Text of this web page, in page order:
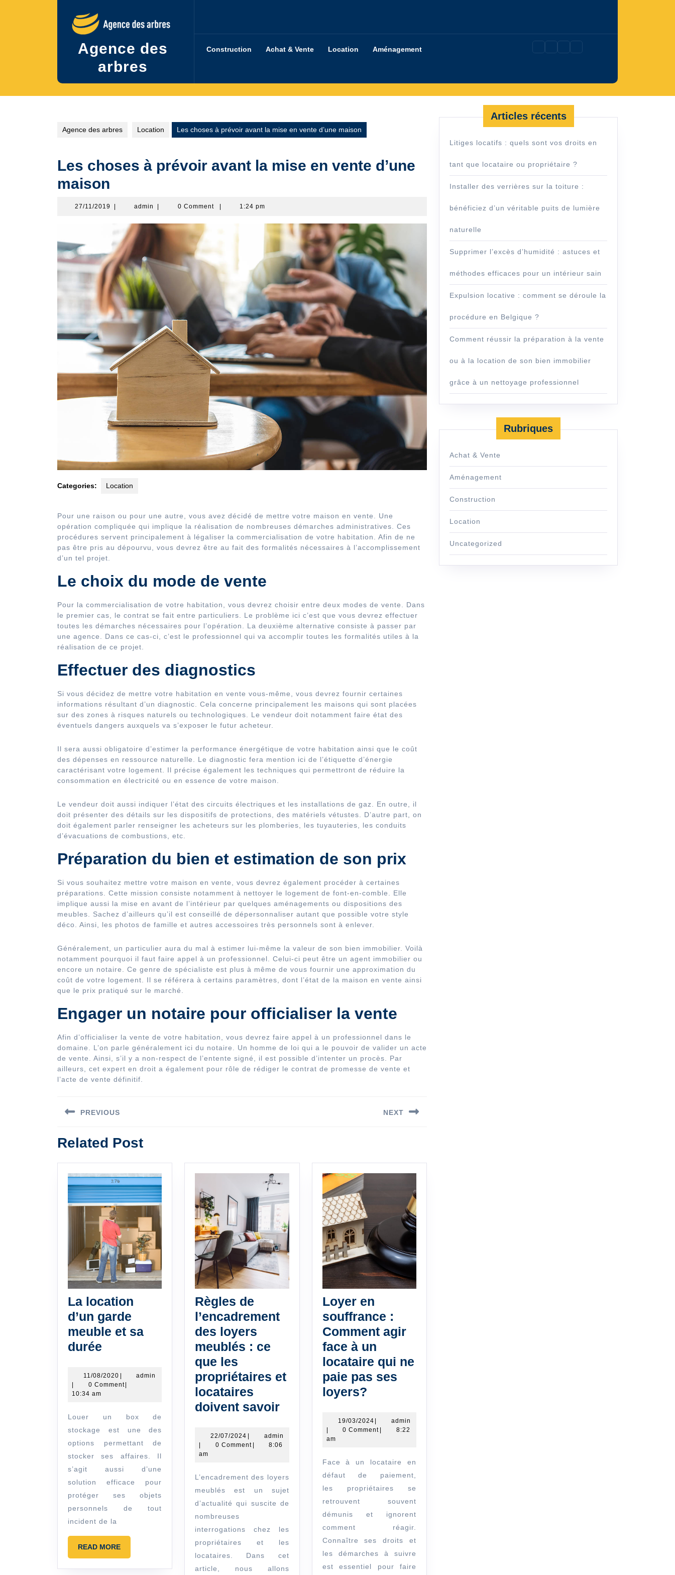
Agence des
arbres
Construction Achat & Vente Location Aménagement
Agence des arbres Location Les choses à prévoir avant la mise en vente d’une maison
Les choses à prévoir avant la mise en vente d’une
maison
27/11/2019 27/11/2019
admin admin 0 Comment 1:24 pm
Categories: Location
Pour une raison ou pour une autre, vous avez décidé de mettre votre maison en vente. Une
opération compliquée qui implique la réalisation de nombreuses démarches administratives. Ces
procédures servent principalement à légaliser la commercialisation de votre habitation. Afin de ne
pas être pris au dépourvu, vous devrez être au fait des formalités nécessaires à l’accomplissement
d’un tel projet.
Le choix du mode de vente
Pour la commercialisation de votre habitation, vous devrez choisir entre deux modes de vente. Dans
le premier cas, le contrat se fait entre particuliers. Le problème ici c’est que vous devrez effectuer
toutes les démarches nécessaires pour l’opération. La deuxième alternative consiste à passer par
une agence. Dans ce cas-ci, c’est le professionnel qui va accomplir toutes les formalités utiles à la
réalisation de ce projet.
Effectuer des diagnostics
Si vous décidez de mettre votre habitation en vente vous-même, vous devrez fournir certaines
informations résultant d’un diagnostic. Cela concerne principalement les maisons qui sont placées
sur des zones à risques naturels ou technologiques. Le vendeur doit notamment faire état des
éventuels dangers auxquels va s’exposer le futur acheteur.
Il sera aussi obligatoire d’estimer la performance énergétique de votre habitation ainsi que le coût
des dépenses en ressource naturelle. Le diagnostic fera mention ici de l’étiquette d’énergie
caractérisant votre logement. Il précise également les techniques qui permettront de réduire la
consommation en électricité ou en essence de votre maison.
Le vendeur doit aussi indiquer l’état des circuits électriques et les installations de gaz. En outre, il
doit présenter des détails sur les dispositifs de protections, des matériels vétustes. D’autre part, on
doit également parler renseigner les acheteurs sur les plomberies, les tuyauteries, les conduits
d’évacuations de combustions, etc.
Préparation du bien et estimation de son prix
Si vous souhaitez mettre votre maison en vente, vous devrez également procéder à certaines
préparations. Cette mission consiste notamment à nettoyer le logement de font-en-comble. Elle
implique aussi la mise en avant de l’intérieur par quelques aménagements ou dispositions des
meubles. Sachez d’ailleurs qu’il est conseillé de dépersonnaliser autant que possible votre style
déco. Ainsi, les photos de famille et autres accessoires très personnels sont à enlever.
Généralement, un particulier aura du mal à estimer lui-même la valeur de son bien immobilier. Voilà
notamment pourquoi il faut faire appel à un professionnel. Celui-ci peut être un agent immobilier ou
encore un notaire. Ce genre de spécialiste est plus à même de vous fournir une approximation du
coût de votre logement. Il se référera à certains paramètres, dont l’état de la maison en vente ainsi
que le prix pratiqué sur le marché.
Engager un notaire pour officialiser la vente
Afin d’officialiser la vente de votre habitation, vous devrez faire appel à un professionnel dans le
domaine. L’on parle généralement ici du notaire. Un homme de loi qui a le pouvoir de valider un acte
de vente. Ainsi, s’il y a non-respect de l’entente signé, il est possible d’intenter un procès. Par
ailleurs, cet expert en droit a également pour rôle de rédiger le contrat de promesse de vente et
l’acte de vente définitif.
l’article
PREVIOUS
post:
NEXT
Related Post
La location
d’un garde
meuble et sa
durée
d’un
garde
et
sa
durée
11/08/2020 11/08/2020
admin
0 Comment
10:34 am
Louer un box de
stockage est une des
options permettant de
stocker ses affaires. Il
s’agit aussi d’une
solution efficace pour
protéger ses objets
personnels de tout
incident de la
READ MOREREAD
MORE
Règles de
l’encadrement
des loyers
meublés : ce
que les
propriétaires et
locataires
doivent savoirRègles
l’encadrement
des
meublés
:
que
les
propriétaires
22/07/2024 22/07/2024
admin
0 Comment
8:06
am
L’encadrement des loyers
meublés est un sujet
d’actualité qui suscite de
nombreuses
interrogations chez les
propriétaires et les
locataires. Dans cet
article, nous allons
Loyer en
souffrance :
Comment agir
face à un
locataire qui ne
paie pas ses
loyers?Loyer
souffrance
:
agir
face
un
locataire
qui
ne
19/03/202419/03/2024
admin
0 Comment
8:22
am
Face à un locataire en
défaut de paiement,
les propriétaires se
retrouvent souvent
démunis et ignorent
comment réagir.
Connaître ses droits et
les démarches à suivre
est essentiel pour faire
Articles récents
Litiges locatifs : quels sont vos droits en
tant que locataire ou propriétaire ?
Installer des verrières sur la toiture :
bénéficiez d’un véritable puits de lumière
naturelle
Supprimer l’excès d’humidité : astuces et
méthodes efficaces pour un intérieur sain
Expulsion locative : comment se déroule la
procédure en Belgique ?
Comment réussir la préparation à la vente
ou à la location de son bien immobilier
grâce à un nettoyage professionnel
Rubriques
Achat & Vente
Aménagement
Construction
Location
Uncategorized